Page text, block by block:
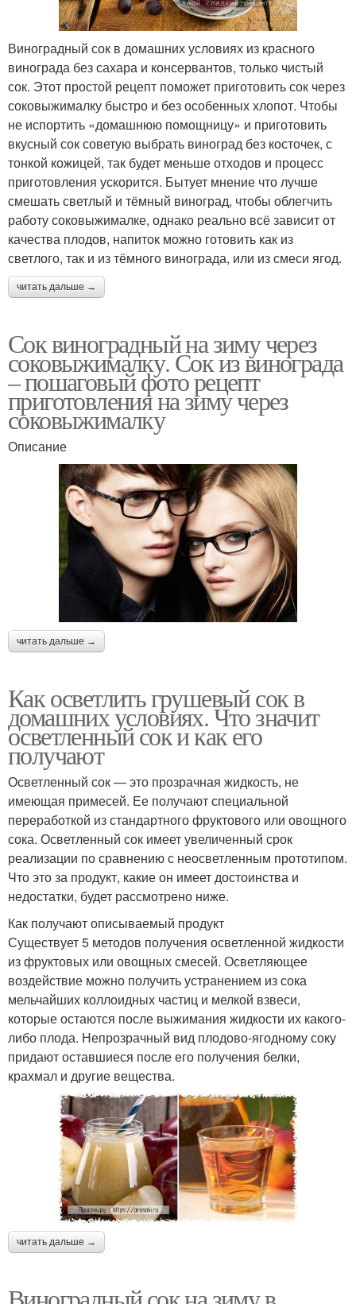
Виноградный сок в домашних условиях из красного
винограда без сахара и консервантов, только чистый
сок. Этот простой рецепт поможет приготовить сок через
соковыжималку быстро и без особенных хлопот. Чтобы
не испортить «домашнюю помощницу» и приготовить
вкусный сок советую выбрать виноград без косточек, с
тонкой кожицей, так будет меньше отходов и процесс
приготовления ускорится. Бытует мнение что лучше
смешать светлый и тёмный виноград, чтобы облегчить
работу соковыжималке, однако реально всё зависит от
качества плодов, напиток можно готовить как из
светлого, так и из тёмного винограда, или из смеси ягод.
читать дальше →
Сок виноградный на зиму через
соковыжималку. Сок из винограда
– пошаговый фото рецепт
приготовления на зиму через
соковыжималку
Описание
читать дальше →
Как осветлить грушевый сок в
домашних условиях. Что значит
осветленный сок и как его
получают
Осветленный сок — это прозрачная жидкость, не
имеющая примесей. Ее получают специальной
переработкой из стандартного фруктового или овощного
сока. Осветленный сок имеет увеличенный срок
реализации по сравнению с неосветленным прототипом.
Что это за продукт, какие он имеет достоинства и
недостатки, будет рассмотрено ниже.
Как получают описываемый продукт
Существует 5 методов получения осветленной жидкости
из фруктовых или овощных смесей. Осветляющее
воздействие можно получить устранением из сока
мельчайших коллоидных частиц и мелкой взвеси,
которые остаются после выжимания жидкости их какого-
либо плода. Непрозрачный вид плодово-ягодному соку
придают оставшиеся после его получения белки,
крахмал и другие вещества.
читать дальше →